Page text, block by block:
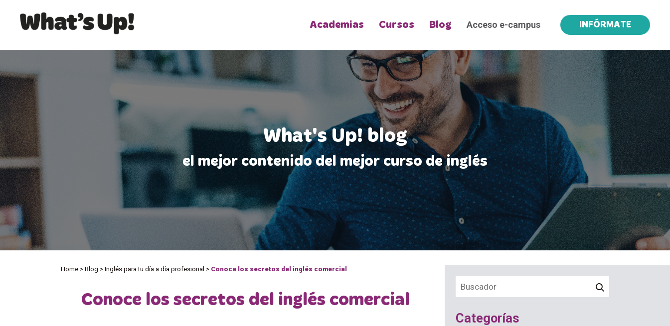
Academias Cursos Blog Acceso e-campus INFÓRMATE
What's Up! blog
el mejor contenido del mejor curso de inglés
Home > Blog > Inglés para tu día a día profesional > Conoce los secretos del inglés comercial
Conoce los secretos del inglés comercial
Categorías